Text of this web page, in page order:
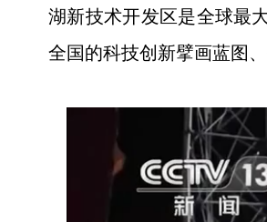
湖新技术开发区是全球最
全国的科技创新擘画蓝图